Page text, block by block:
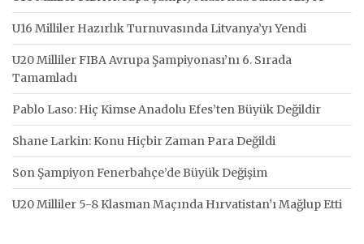
U16 Milliler Hazırlık Turnuvasında Litvanya’yı Yendi
U20 Milliler FIBA Avrupa Şampiyonası’nı 6. Sırada
Tamamladı
Pablo Laso: Hiç Kimse Anadolu Efes’ten Büyük Değildir
Shane Larkin: Konu Hiçbir Zaman Para Değildi
Son Şampiyon Fenerbahçe’de Büyük Değişim
U20 Milliler 5-8 Klasman Maçında Hırvatistan’ı Mağlup Etti